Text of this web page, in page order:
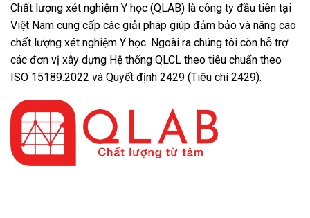
Chất lượng xét nghiệm Y học (QLAB) là công ty đầu tiên tại
Việt Nam cung cấp các giải pháp giúp đảm bảo và nâng cao
chất lượng xét nghiệm Y học. Ngoài ra chúng tôi còn hỗ trợ
các đơn vị xây dựng Hệ thống QLCL theo tiêu chuẩn theo
ISO 15189:2022 và Quyết định 2429 (Tiêu chí 2429).